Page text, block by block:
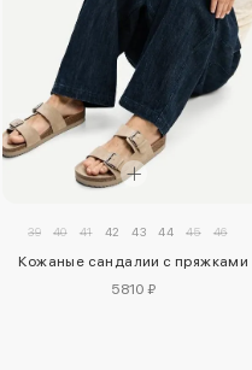
39 40 41 42 43 44 45 46
Кожаные сандалии с пряжками
5810 ₽